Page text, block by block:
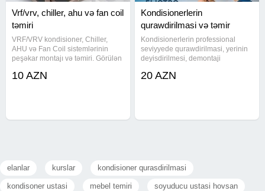
Vrf/vrv, chiller, ahu və fan coil
təmiri
VRF/VRV kondisioner, Chiller,
AHU və Fan Coil sistemlərinin
peşəkar montajı və təmiri. Görülən
Keyfiyyətli xidmət, münasib qiymət.
10 AZN
Kondisionerlerin
qurawdirilmasi və təmir
Kondisionerlerin professional
seviyyede qurawdirilmasi, yerinin
deyisdirilmesi, demontaji
ya sokulub cixarilaraq), freon qazi
20 AZN
elanlar kurslar kondisioner qurasdirilmasi
kondisoner ustasi mebel temiri soyuducu ustasi hovsan